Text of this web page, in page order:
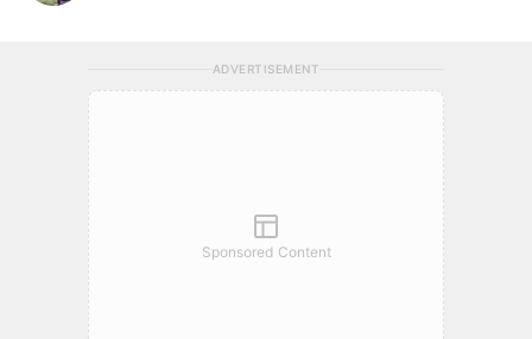
ADVERTISEMENT
Sponsored Content